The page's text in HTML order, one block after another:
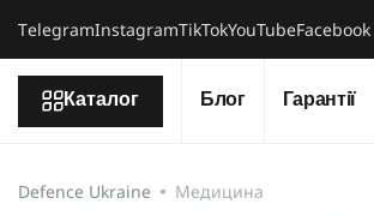
ТelegramInstagramTikTokYouTubeFacebook
Каталог Блог Гарантії
Defence Ukraine Медицина